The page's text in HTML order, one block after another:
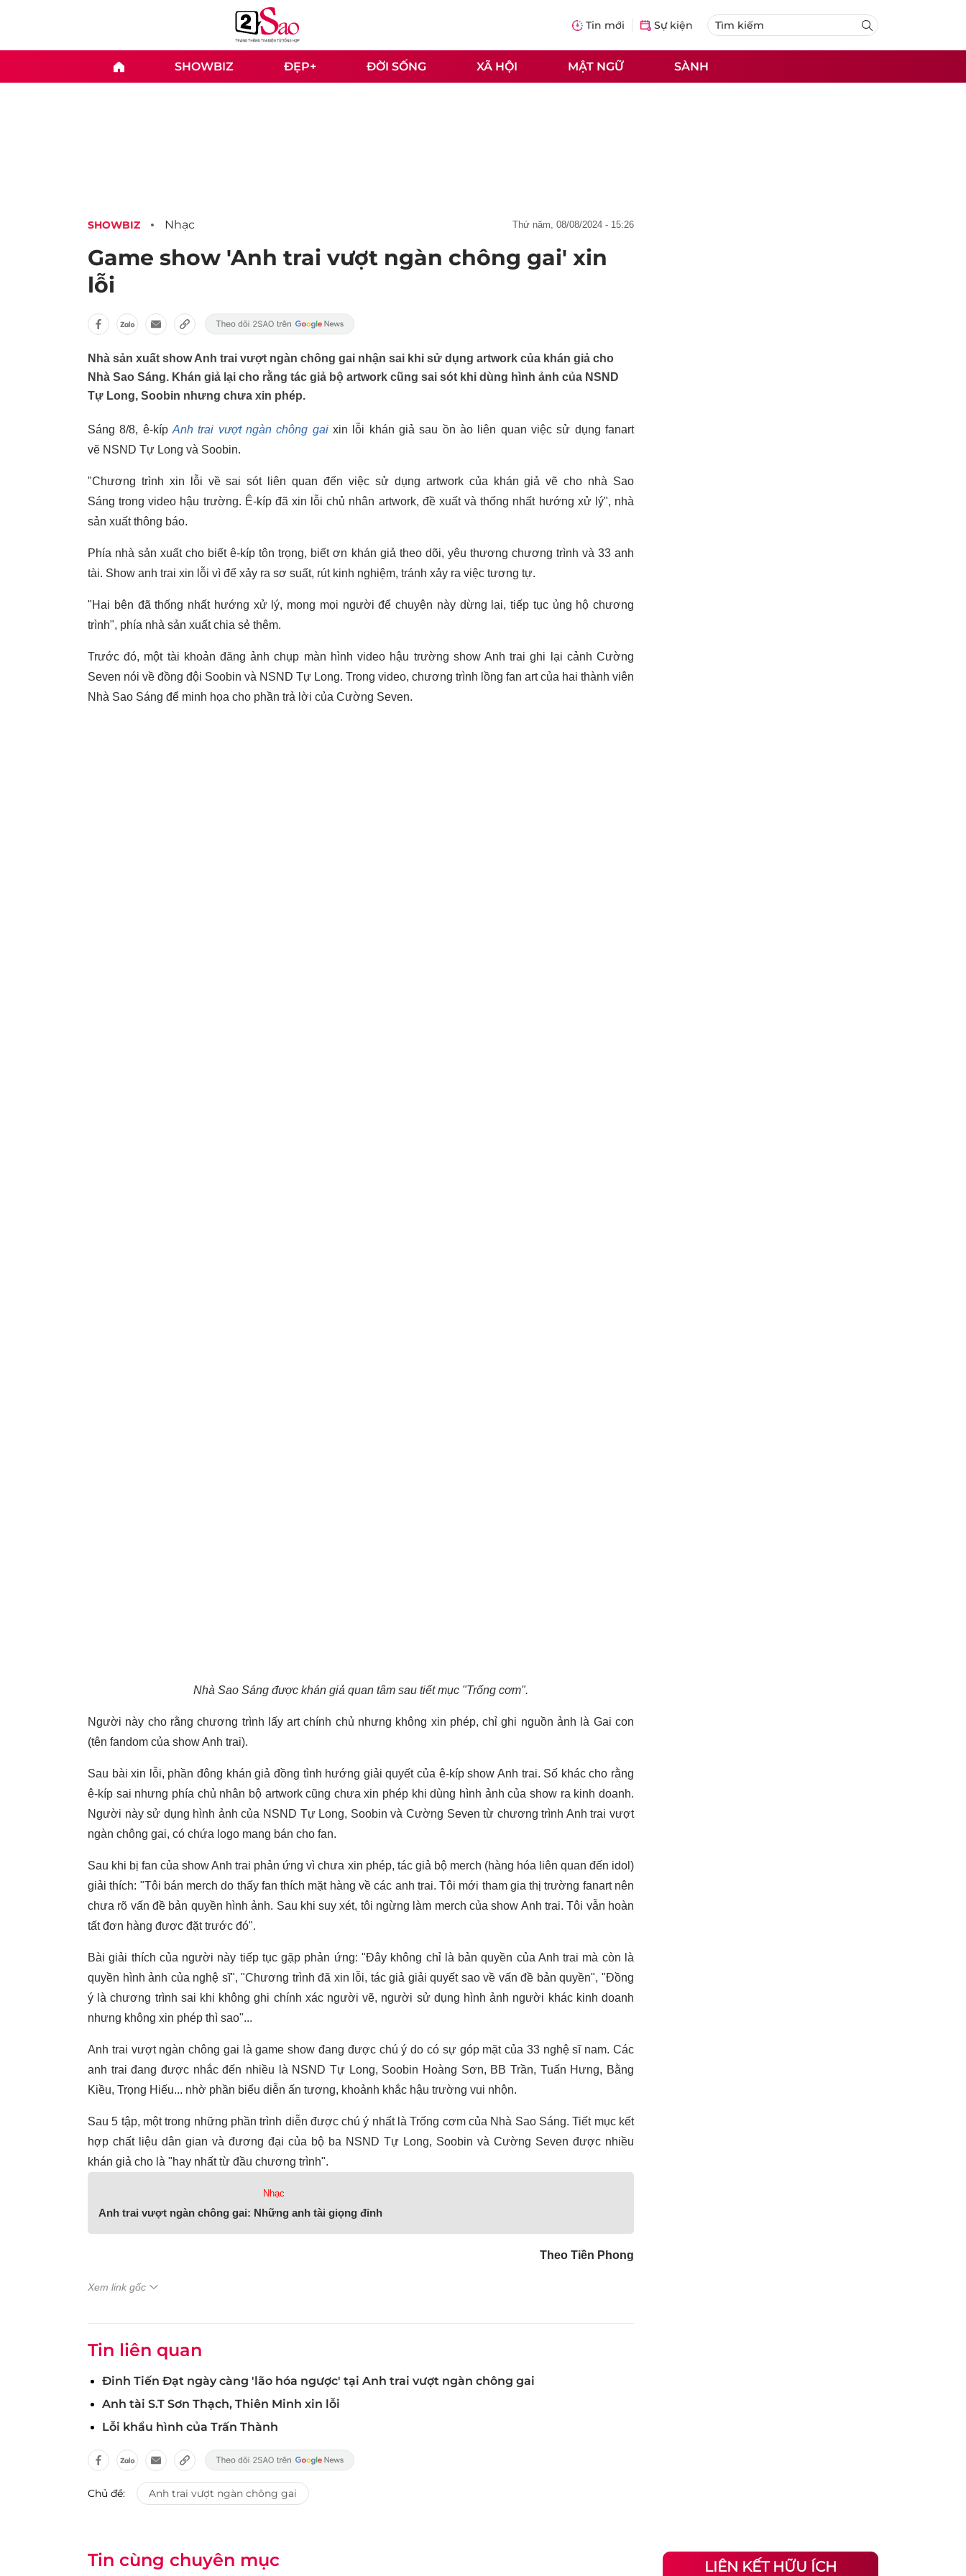
Tin mới Sự kiện
SHOWBIZ ĐẸP+ ĐỜI SỐNG XÃ HỘI MẬT NGỮ SÀNH
SHOWBIZ Nhạc thứ năm, 08/08/2024 - 15:26
Game show 'Anh trai vượt ngàn chông gai' xin
lỗi
Nhà sản xuất show Anh trai vượt ngàn chông gai nhận sai khi sử dụng artwork của khán giả cho
Nhà Sao Sáng. Khán giả lại cho rằng tác giả bộ artwork cũng sai sót khi dùng hình ảnh của NSND
Tự Long, Soobin nhưng chưa xin phép.
Sáng 8/8, ê-kíp Anh trai vượt ngàn chông gaixin lỗi khán giả sau ồn ào liên quan việc sử dụng fanart
vẽ NSND Tự Long và Soobin.
"Chương trình xin lỗi về sai sót liên quan đến việc sử dụng artwork của khán giả vẽ cho nhà Sao
Sáng trong video hậu trường. Ê-kíp đã xin lỗi chủ nhân artwork, đề xuất và thống nhất hướng xử lý", nhà
sản xuất thông báo.
Phía nhà sản xuất cho biết ê-kíp tôn trọng, biết ơn khán giả theo dõi, yêu thương chương trình và 33 anh
tài. Show anh trai xin lỗi vì để xảy ra sơ suất, rút kinh nghiệm, tránh xảy ra việc tương tự.
"Hai bên đã thống nhất hướng xử lý, mong mọi người để chuyện này dừng lại, tiếp tục ủng hộ chương
trình", phía nhà sản xuất chia sẻ thêm.
Trước đó, một tài khoản đăng ảnh chụp màn hình video hậu trường show Anh trai ghi lại cảnh Cường
Seven nói về đồng đội Soobin và NSND Tự Long. Trong video, chương trình lồng fan art của hai thành viên
Nhà Sao Sáng để minh họa cho phần trả lời của Cường Seven.
Nhà Sao Sáng được khán giả quan tâm sau tiết mục "Trống cơm".
Người này cho rằng chương trình lấy art chính chủ nhưng không xin phép, chỉ ghi nguồn ảnh là Gai con
(tên fandom của show Anh trai).
Sau bài xin lỗi, phần đông khán giả đồng tình hướng giải quyết của ê-kíp show Anh trai. Số khác cho rằng
ê-kíp sai nhưng phía chủ nhân bộ artwork cũng chưa xin phép khi dùng hình ảnh của show ra kinh doanh.
Người này sử dụng hình ảnh của NSND Tự Long, Soobin và Cường Seven từ chương trình Anh trai vượt
ngàn chông gai, có chứa logo mang bán cho fan.
Sau khi bị fan của show Anh trai phản ứng vì chưa xin phép, tác giả bộ merch (hàng hóa liên quan đến idol)
giải thích: "Tôi bán merch do thấy fan thích mặt hàng về các anh trai. Tôi mới tham gia thị trường fanart nên
chưa rõ vấn đề bản quyền hình ảnh. Sau khi suy xét, tôi ngừng làm merch của show Anh trai. Tôi vẫn hoàn
tất đơn hàng được đặt trước đó".
Bài giải thích của người này tiếp tục gặp phản ứng: "Đây không chỉ là bản quyền của Anh trai mà còn là
quyền hình ảnh của nghệ sĩ", "Chương trình đã xin lỗi, tác giả giải quyết sao về vấn đề bản quyền", "Đồng
ý là chương trình sai khi không ghi chính xác người vẽ, người sử dụng hình ảnh người khác kinh doanh
nhưng không xin phép thì sao"...
Anh trai vượt ngàn chông gai là game show đang được chú ý do có sự góp mặt của 33 nghệ sĩ nam. Các
anh trai đang được nhắc đến nhiều là NSND Tự Long, Soobin Hoàng Sơn, BB Trần, Tuấn Hưng, Bằng
Kiều, Trọng Hiếu... nhờ phần biểu diễn ấn tượng, khoảnh khắc hậu trường vui nhộn.
Sau 5 tập, một trong những phần trình diễn được chú ý nhất là Trống cơm của Nhà Sao Sáng. Tiết mục kết
hợp chất liệu dân gian và đương đại của bộ ba NSND Tự Long, Soobin và Cường Seven được nhiều
khán giả cho là "hay nhất từ đầu chương trình".
Nhạc
Anh trai vượt ngàn chông gai: Những anh tài giọng đỉnh
Theo Tiền Phong
Xem link gốc
Tin liên quan
Đinh Tiến Đạt ngày càng 'lão hóa ngược' tại Anh trai vượt ngàn chông gai
Anh tài S.T Sơn Thạch, Thiên Minh xin lỗi
Lỗi khẩu hình của Trấn Thành
Chủ đề: Anh trai vượt ngàn chông gai
Tin cùng chuyên mục LIÊN KẾT HỮU ÍCH